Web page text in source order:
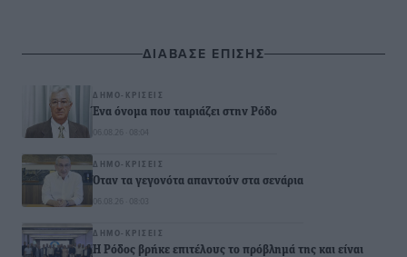
ΔΙΑΒΑΣΕ ΕΠΙΣΗΣ
ΔΗΜΟ-ΚΡΊΣΕΙΣ
Ένα όνομα που ταιριάζει στην Ρόδο
06.08.26 · 08:04
ΔΗΜΟ-ΚΡΊΣΕΙΣ
Όταν τα γεγονότα απαντούν στα σενάρια
06.08.26 · 08:03
ΔΗΜΟ-ΚΡΊΣΕΙΣ
Η Ρόδος βρήκε επιτέλους το πρόβλημά της και είναι